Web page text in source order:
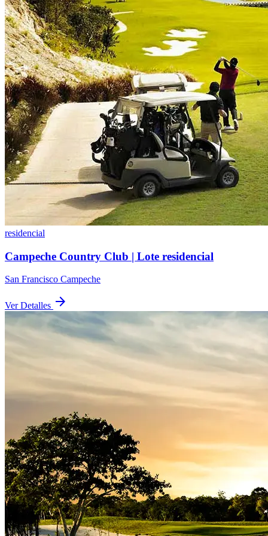
residencial
Campeche Country Club | Lote residencial
San Francisco Campeche
Ver Detalles arrow_forward